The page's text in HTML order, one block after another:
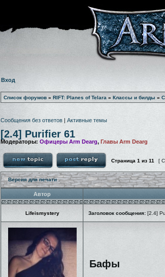
Вход
Список форумов » RIFT: Planes of Telara » Классы и билды »
Сообщения без ответов | Активные темы
[2.4] Purifier 61
Модераторы: Офицеры Arm Dearg, Главы Arm Dearg
Страница 1 из 11 [
Версия для печати
Автор
Lifeismystery Заголовок сообщения: [2.4]
Бафы